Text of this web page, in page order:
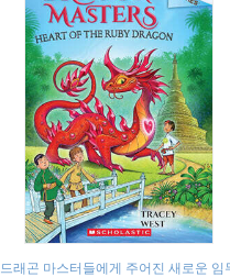
드래곤 마스터들에게 주어진 새로운 임